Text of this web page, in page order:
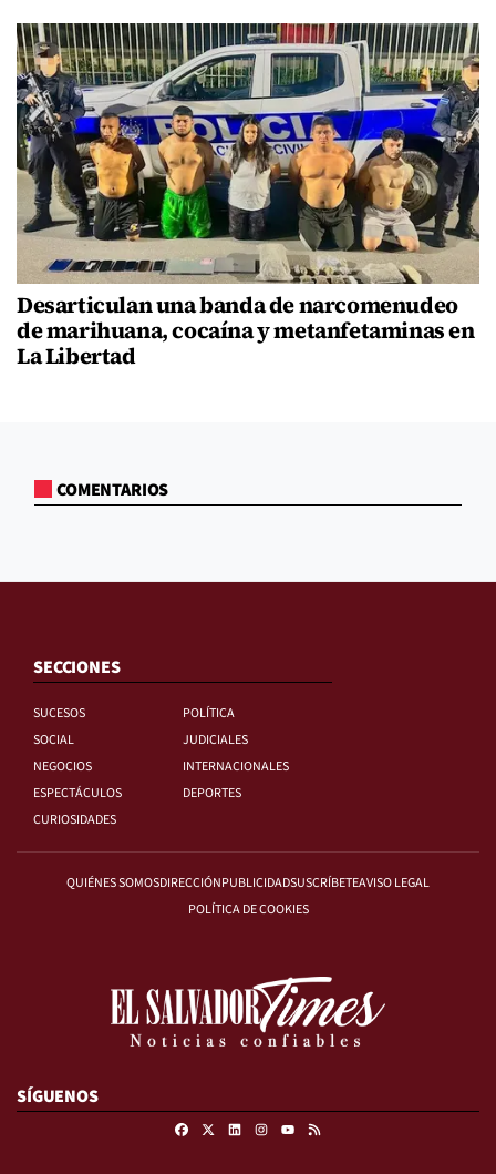
Desarticulan una banda de narcomenudeo
de marihuana, cocaína y metanfetaminas en
La Libertad
COMENTARIOS
SECCIONES
SUCESOS
POLÍTICA
SOCIAL
JUDICIALES
NEGOCIOS
INTERNACIONALES
ESPECTÁCULOS
DEPORTES
CURIOSIDADES
QUIÉNES SOMOSDIRECCIÓNPUBLICIDADSUSCRÍBETEAVISO LEGAL
POLÍTICA DE COOKIES
SÍGUENOS
FacebookLinkedinInstagram